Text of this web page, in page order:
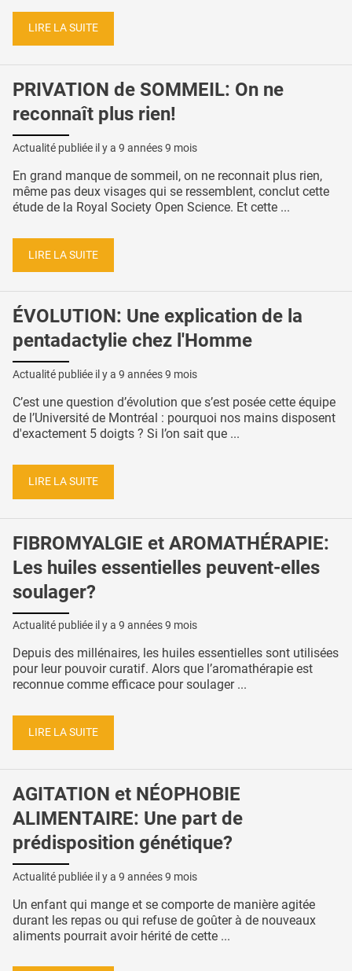
LIRE LA SUITE
PRIVATION de SOMMEIL: On ne
reconnaît plus rien!
Actualité publiée il y a 9 années 9 mois
En grand manque de sommeil, on ne reconnait plus rien,
même pas deux visages qui se ressemblent, conclut cette
étude de la Royal Society Open Science. Et cette ...
LIRE LA SUITE
ÉVOLUTION: Une explication de la
pentadactylie chez l'Homme
Actualité publiée il y a 9 années 9 mois
C’est une question d’évolution que s’est posée cette équipe
de l’Université de Montréal : pourquoi nos mains disposent
d'exactement 5 doigts ? Si l’on sait que ...
LIRE LA SUITE
FIBROMYALGIE et AROMATHÉRAPIE:
Les huiles essentielles peuvent-elles
soulager?
Actualité publiée il y a 9 années 9 mois
Depuis des millénaires, les huiles essentielles sont utilisées
pour leur pouvoir curatif. Alors que l’aromathérapie est
reconnue comme efficace pour soulager ...
LIRE LA SUITE
AGITATION et NÉOPHOBIE
ALIMENTAIRE: Une part de
prédisposition génétique?
Actualité publiée il y a 9 années 9 mois
Un enfant qui mange et se comporte de manière agitée
durant les repas ou qui refuse de goûter à de nouveaux
aliments pourrait avoir hérité de cette ...